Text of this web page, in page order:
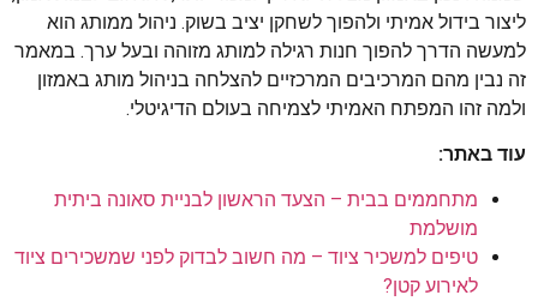
ליצור בידול אמיתי ולהפוך לשחקן יציב בשוק. ניהול ממותג הוא
למעשה הדרך להפוך חנות רגילה למותג מזוהה ובעל ערך. במאמר
זה נבין מהם המרכיבים המרכזיים להצלחה בניהול מותג באמזון
ולמה זהו המפתח האמיתי לצמיחה בעולם הדיגיטלי.
עוד באתר:
מתחממים בבית – הצעד הראשון לבניית סאונה ביתית
מושלמת
טיפים למשכיר ציוד – מה חשוב לבדוק לפני שמשכירים ציוד
לאירוע קטן?